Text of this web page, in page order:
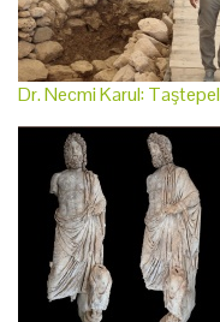
Dr. Necmi Karul: